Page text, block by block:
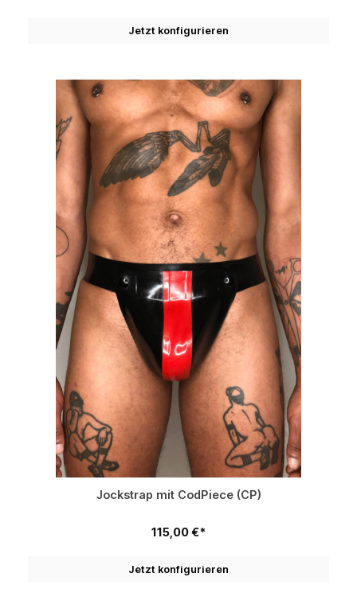
Jetzt konfigurieren
Jockstrap mit CodPiece (CP)
115,00 €*
Jetzt konfigurieren